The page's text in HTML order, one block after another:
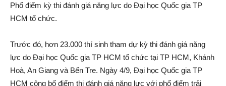
Phổ điểm kỳ thi đánh giá năng lực do Đại học Quốc gia TP
HCM tổ chức.
Trước đó, hơn 23.000 thí sinh tham dự kỳ thi đánh giá năng
lực do Đại học Quốc gia TP HCM tổ chức tại TP HCM, Khánh
Hoà, An Giang và Bến Tre. Ngày 4/9, Đại học Quốc gia TP
HCM công bố điểm thi đánh giá năng lực với phổ điểm trải